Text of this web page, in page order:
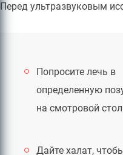
Перед ультразвуковым
Попросите лечь в
определенную
на смотровой стол
Дайте халат,